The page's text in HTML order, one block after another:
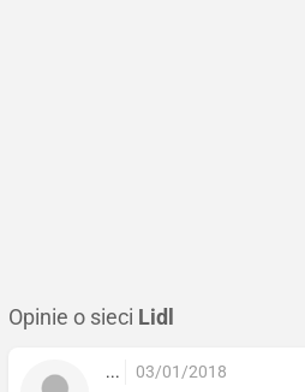
Opinie o sieci Lidl
... 03/01/2018